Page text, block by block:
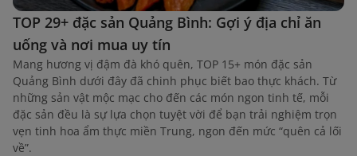
TOP 29+ đặc sản Quảng Bình: Gợi ý địa chỉ ăn
uống và nơi mua uy tín
Mang hương vị đậm đà khó quên, TOP 15+ món đặc sản
Quảng Bình dưới đây đã chinh phục biết bao thực khách. Từ
những sản vật mộc mạc cho đến các món ngon tinh tế, mỗi
đặc sản đều là sự lựa chọn tuyệt vời để bạn trải nghiệm trọn
vẹn tinh hoa ẩm thực miền Trung, ngon đến mức “quên cả lối
về”.